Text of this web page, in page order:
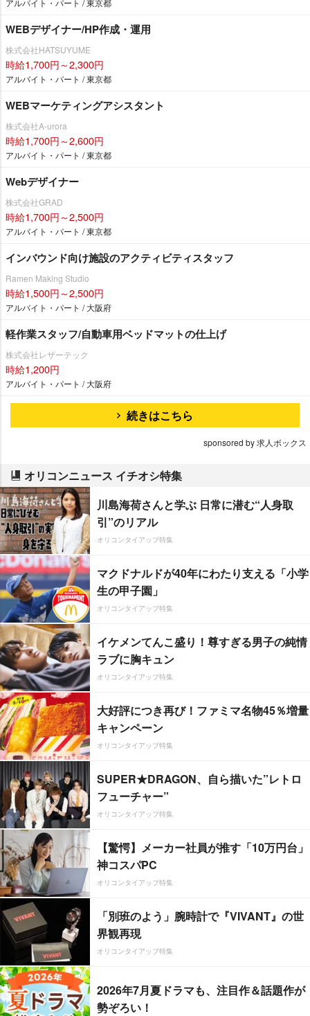
WEBデザイナー/HP作成・運用
株式会社HATSUYUME
時給1,700円～2,300円
アルバイト・パート / 東京都
WEBマーケティングアシスタント
株式会社A-urora
時給1,700円～2,600円
アルバイト・パート / 東京都
Webデザイナー
株式会社GRAD
時給1,700円～2,500円
アルバイト・パート / 東京都
インバウンド向け施設のアクティビティスタッフ
Ramen Making Studio
時給1,500円～2,500円
アルバイト・パート / 大阪府
軽作業スタッフ/自動車用ベッドマットの仕上げ
株式会社レザーテック
時給1,200円
アルバイト・パート / 大阪府
続きはこちら
sponsored by 求人ボックス
オリコンニュース イチオシ特集
川島海荷さんと学ぶ 日常に潜む“人身取
引”のリアル
オリコンタイアップ特集
マクドナルドが40年にわたり支える「小学
生の甲子園」
オリコンタイアップ特集
イケメンてんこ盛り！尊すぎる男子の純情
ラブに胸キュン
オリコンタイアップ特集
大好評につき再び！ファミマ名物45％増量
キャンペーン
オリコンタイアップ特集
SUPER★DRAGON、自ら描いた”レトロ
フューチャー”
オリコンタイアップ特集
【驚愕】メーカー社員が推す「10万円台」
神コスパPC
オリコンタイアップ特集
「別班のよう」腕時計で『VIVANT』の世
界観再現
オリコンタイアップ特集
2026年7月夏ドラマも、注目作＆話題作が
勢ぞろい！